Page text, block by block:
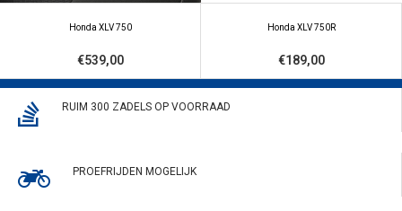
Honda XLV 750
€539,00
Honda XLV 750R
€189,00
RUIM 300 ZADELS OP VOORRAAD
PROEFRIJDEN MOGELIJK